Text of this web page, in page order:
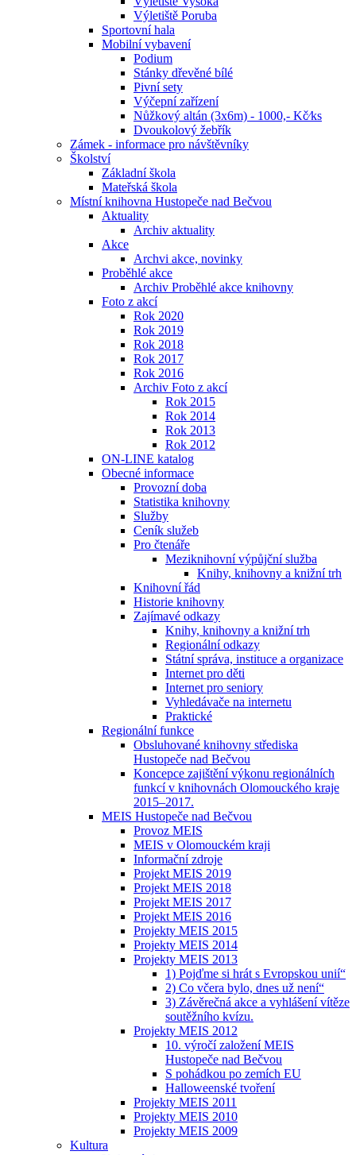
Výletiště Poruba
Sportovní hala
Mobilní vybavení
Podium
Stánky dřevěné bílé
Pivní sety
Výčepní zařízení
Nůžkový altán (3x6m) - 1000,- Kč⁄ks
Dvoukolový žebřík
Zámek - informace pro návštěvníky
Školství
Základní škola
Mateřská škola
Místní knihovna Hustopeče nad Bečvou
Aktuality
Archiv aktuality
Akce
Archvi akce, novinky
Proběhlé akce
Archiv Proběhlé akce knihovny
Foto z akcí
Rok 2020
Rok 2019
Rok 2018
Rok 2017
Rok 2016
Archiv Foto z akcí
Rok 2015
Rok 2014
Rok 2013
Rok 2012
ON-LINE katalog
Obecné informace
Provozní doba
Statistika knihovny
Služby
Ceník služeb
Pro čtenáře
Meziknihovní výpůjční služba
Knihy, knihovny a knižní trh
Knihovní řád
Historie knihovny
Zajímavé odkazy
Knihy, knihovny a knižní trh
Regionální odkazy
Státní správa, instituce a organizace
Internet pro děti
Internet pro seniory
Vyhledávače na internetu
Praktické
Regionální funkce
Obsluhované knihovny střediska
Hustopeče nad Bečvou
Koncepce zajištění výkonu regionálních
funkcí v knihovnách Olomouckého kraje
2015–2017.
MEIS Hustopeče nad Bečvou
Provoz MEIS
MEIS v Olomouckém kraji
Informační zdroje
Projekt MEIS 2019
Projekt MEIS 2018
Projekt MEIS 2017
Projekt MEIS 2016
Projekty MEIS 2015
Projekty MEIS 2014
Projekty MEIS 2013
1) Pojďme si hrát s Evropskou unií“
2) Co včera bylo, dnes už není“
3) Závěrečná akce a vyhlášení vítěze
soutěžního kvízu.
Projekty MEIS 2012
10. výročí založení MEIS
Hustopeče nad Bečvou
S pohádkou po zemích EU
Halloweenské tvoření
Projekty MEIS 2011
Projekty MEIS 2010
Projekty MEIS 2009
Kultura